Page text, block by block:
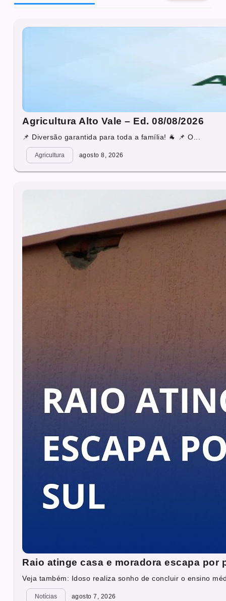
Agricultura Alto Vale – Ed. 08/08/2026
📌 Diversão garantida para toda a família! 🐐 📌 O...
Agricultura agosto 8, 2026
Raio atinge casa e moradora escapa por
Veja também: Idoso realiza sonho de concluir o ensino
Notícias agosto 7, 2026